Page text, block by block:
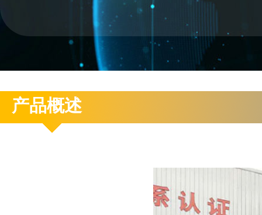
产品概述